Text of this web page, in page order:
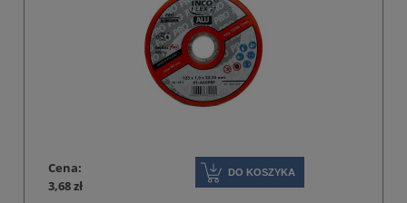
Cena:
3,68 zł
DO KOSZYKA